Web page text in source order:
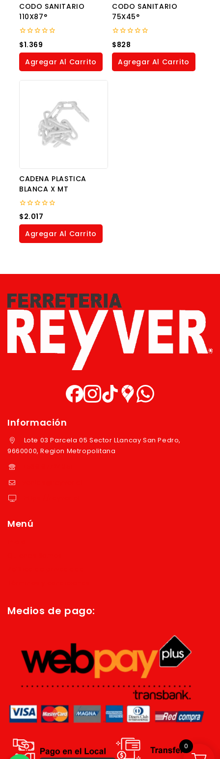
CODO SANITARIO
110X87°
0
out
of
$1.369
Agregar Al Carrito
CODO SANITARIO
75X45°
0
out
of
$828
Agregar Al Carrito
CADENA PLASTICA
BLANCA X MT
0
out
of
$2.017
Agregar Al Carrito
Información
Lote 03 Parcela 05 Sector LLancay San Pedro,
9660000, Region Metropolitana
Menú
Medios de pago:
0